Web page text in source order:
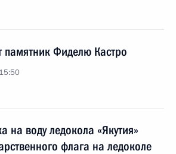
памятник Фиделю Кастро
на воду ледокола «Якутия»
флага на ледоколе